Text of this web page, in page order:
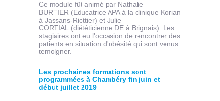
Ce module fût animé par Nathalie
BURTIER (Educatrice APA à la clinique Korian
à Jassans-Riottier) et Julie
CORTIAL (diététicienne DE à Brignais). Les
stagiaires ont eu l'occasion de rencontrer des
patients en situation d'obésité qui sont venus
temoigner.
Les prochaines formations sont
programmées à Chambéry fin juin et
début juillet 2019